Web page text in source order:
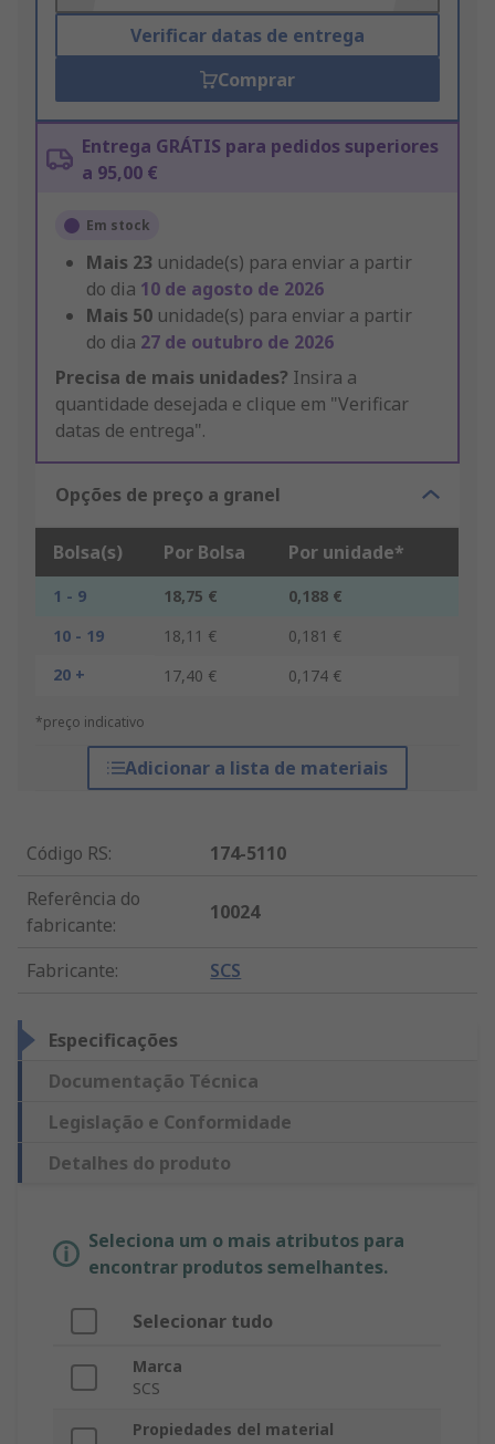
Verificar datas de entrega
Comprar
Entrega GRÁTIS para pedidos superiores
a 95,00 €
Em stock
Mais 23 unidade(s) para enviar a partir
do dia 10 de agosto de 2026
Mais 50 unidade(s) para enviar a partir
do dia 27 de outubro de 2026
Precisa de mais unidades? Insira a
quantidade desejada e clique em "Verificar
datas de entrega".
Opções de preço a granel
Bolsa(s) Por Bolsa Por unidade*
1 - 9 18,75 €
0,188 €
10 - 19
18,11 €
0,181 €
20 +
17,40 € 0,174 €
*preço indicativo
Adicionar a lista de materiais
Código RS:
174-5110
Referência do
fabricante:
10024
Fabricante: SCS
Especificações
Documentação Técnica
Legislação e Conformidade
Detalhes do produto
Seleciona um o mais atributos para
encontrar produtos semelhantes.
Selecionar tudo
Marca
SCS
Propiedades del material